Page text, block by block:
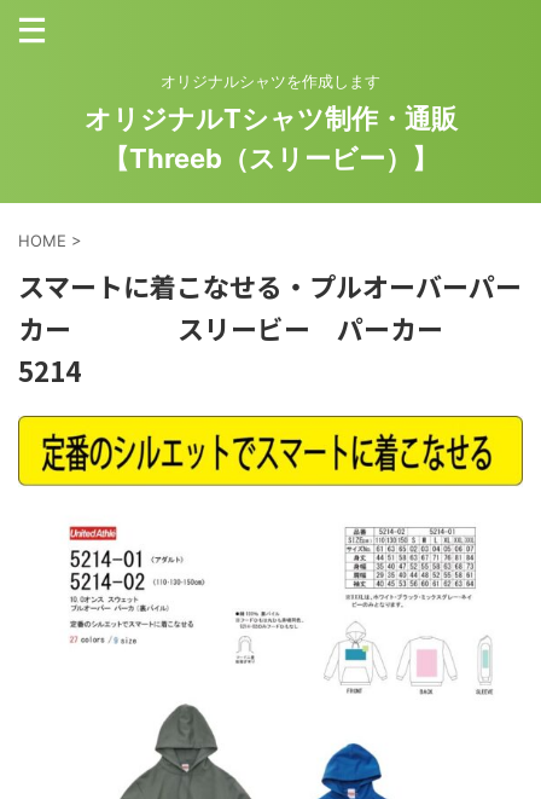
オリジナルシャツを作成します
オリジナルTシャツ制作・通販
【Threeb（スリービー）】
HOME >
スマートに着こなせる・プルオーバーパー
カー スリービー パーカー
5214